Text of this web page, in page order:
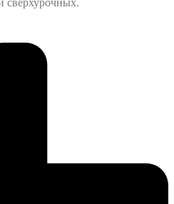
сверхурочных.